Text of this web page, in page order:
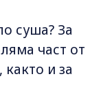
суша? За
част от
и за